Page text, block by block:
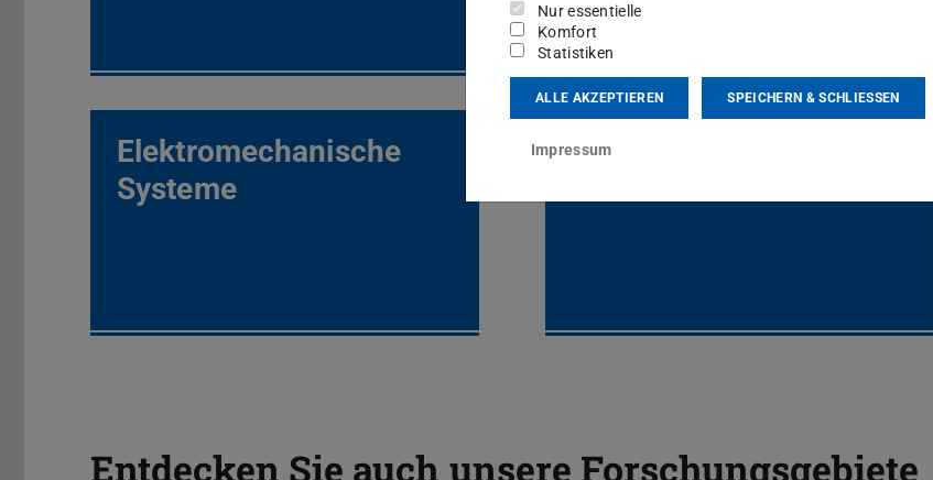
Elektromechanische
Systeme
Sensortechnik
Entdecken Sie auch unsere Forschungsgebiete
Nur essentielle
Komfort
Statistiken
ALLE AKZEPTIEREN SPEICHERN & SCHLIESSEN
Impressum